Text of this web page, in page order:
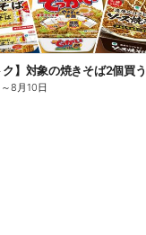
～8月10日